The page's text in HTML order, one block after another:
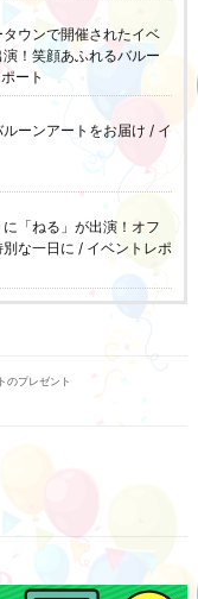
ウンで開催されたイベ
！笑顔あふれるバルー
ート
ーンアートをお届け / イ
「ねる」が出演！オフ
な一日に / イベントレポ
のプレゼント